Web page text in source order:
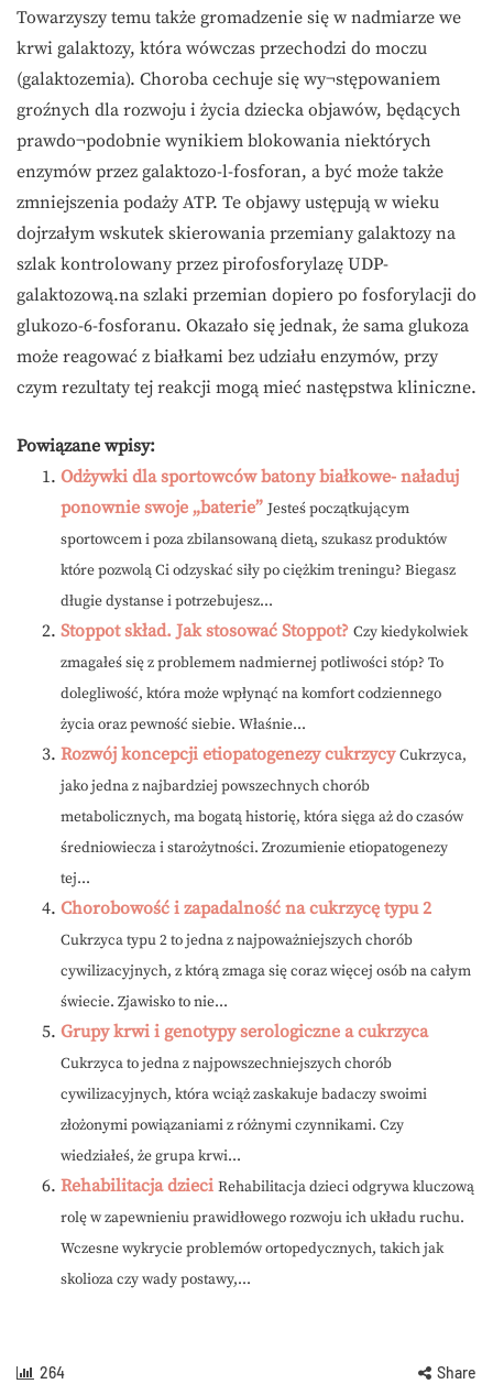
Towarzyszy temu także gromadzenie się w nadmiarze we
krwi galaktozy, która wówczas przechodzi do moczu
(galaktozemia). Choroba cechuje się wy¬stępowaniem
groźnych dla rozwoju i życia dziecka objawów, będących
prawdo¬podobnie wynikiem blokowania niektórych
enzymów przez galaktozo-l-fosforan, a być może także
zmniejszenia podaży ATP. Te objawy ustępują w wieku
dojrzałym wskutek skierowania przemiany galaktozy na
szlak kontrolowany przez pirofosforylazę UDP-
galaktozową.na szlaki przemian dopiero po fosforylacji do
glukozo-6-fosforanu. Okazało się jednak, że sama glukoza
może reagować z białkami bez udziału enzymów, przy
czym rezultaty tej reakcji mogą mieć następstwa kliniczne.
Powiązane wpisy:
Odżywki dla sportowców batony białkowe- naładuj
ponownie swoje „baterie” Jesteś początkującym
sportowcem i poza zbilansowaną dietą, szukasz produktów
które pozwolą Ci odzyskać siły po ciężkim treningu? Biegasz
długie dystanse i potrzebujesz...
Stoppot skład. Jak stosować Stoppot? Czy kiedykolwiek
zmagałeś się z problemem nadmiernej potliwości stóp? To
dolegliwość, która może wpłynąć na komfort codziennego
życia oraz pewność siebie. Właśnie...
Rozwój koncepcji etiopatogenezy cukrzycy Cukrzyca,
jako jedna z najbardziej powszechnych chorób
metabolicznych, ma bogatą historię, która sięga aż do czasów
średniowiecza i starożytności. Zrozumienie etiopatogenezy
tej...
Chorobowość i zapadalność na cukrzycę typu 2
Cukrzyca typu 2 to jedna z najpoważniejszych chorób
cywilizacyjnych, z którą zmaga się coraz więcej osób na całym
świecie. Zjawisko to nie...
Grupy krwi i genotypy serologiczne a cukrzyca
Cukrzyca to jedna z najpowszechniejszych chorób
cywilizacyjnych, która wciąż zaskakuje badaczy swoimi
złożonymi powiązaniami z różnymi czynnikami. Czy
wiedziałeś, że grupa krwi...
Rehabilitacja dzieci Rehabilitacja dzieci odgrywa kluczową
rolę w zapewnieniu prawidłowego rozwoju ich układu ruchu.
Wczesne wykrycie problemów ortopedycznych, takich jak
skolioza czy wady postawy,...
264 Share